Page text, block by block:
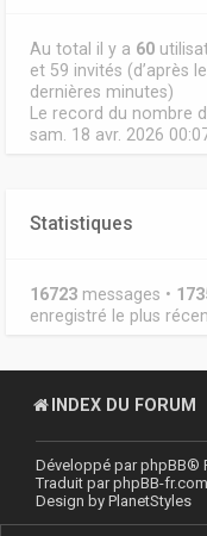
Au total il y a 60
et 59 invités (d’après
dernières minutes)
Le record du nombre
sam. 18 avr. 2026
Statistiques
16723 messages •
enregistré le plus
INDEX DU FORUM
Développé parphpBB®
Traduit parphpBB-fr.com
Design by PlanetStyles